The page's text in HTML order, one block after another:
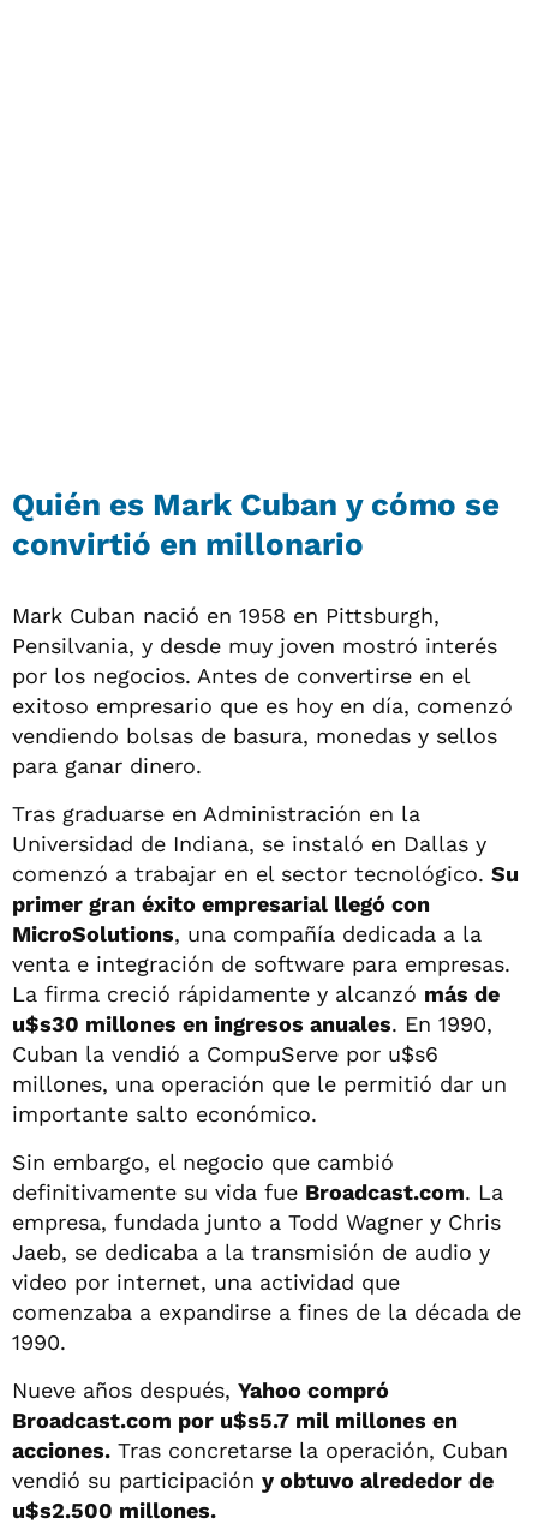
Quién es Mark Cuban y cómo se
convirtió en millonario
Mark Cuban nació en 1958 en Pittsburgh,
Pensilvania, y desde muy joven mostró interés
por los negocios. Antes de convertirse en el
exitoso empresario que es hoy en día, comenzó
vendiendo bolsas de basura, monedas y sellos
para ganar dinero.
Tras graduarse en Administración en la
Universidad de Indiana, se instaló en Dallas y
comenzó a trabajar en el sector tecnológico. Su
primer gran éxito empresarial llegó con
MicroSolutions, una compañía dedicada a la
venta e integración de software para empresas.
La firma creció rápidamente y alcanzó más de
u$s30 millones en ingresos anuales. En 1990,
Cuban la vendió a CompuServe por u$s6
millones, una operación que le permitió dar un
importante salto económico.
Sin embargo, el negocio que cambió
definitivamente su vida fue Broadcast.com. La
empresa, fundada junto a Todd Wagner y Chris
Jaeb, se dedicaba a la transmisión de audio y
video por internet, una actividad que
comenzaba a expandirse a fines de la década de
1990.
Nueve años después, Yahoo compró
Broadcast.com por u$s5.7 mil millones en
acciones. Tras concretarse la operación, Cuban
vendió su participación y obtuvo alrededor de
u$s2.500 millones.